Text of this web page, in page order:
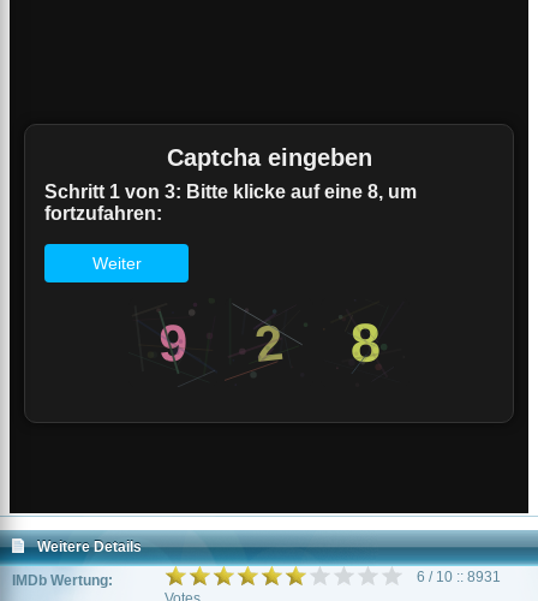
Weitere Details
IMDb Wertung:
6 / 10 :: 8931